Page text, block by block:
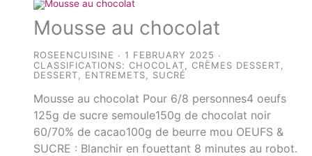
Mousse au chocolat
ROSEENCUISINE
1 FEBRUARY 2025
CLASSIFICATIONS:CHOCOLAT ,CRÈMES DESSERT
DESSERT
ENTREMETS SUCRÉ
Mousse au chocolat Pour 6/8 personnes4 oeufs
125g de sucre semoule150g de chocolat noir
60/70% de cacao100g de beurre mou OEUFS &
SUCRE : Blanchir en fouettant 8 minutes au robot.